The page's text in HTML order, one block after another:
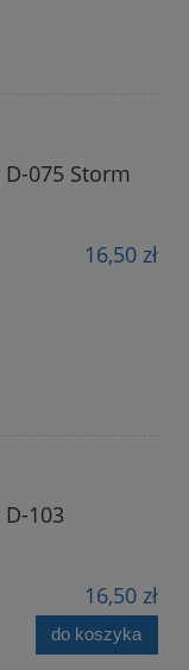
D-075 Storm
16,50 zł
103
16,50 zł
do koszyka